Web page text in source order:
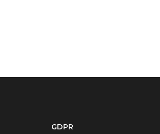
GDPR